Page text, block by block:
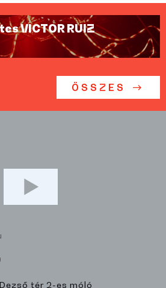
VICTOR RUIZ
ÖSSZES
Dezső tér 2-es móló